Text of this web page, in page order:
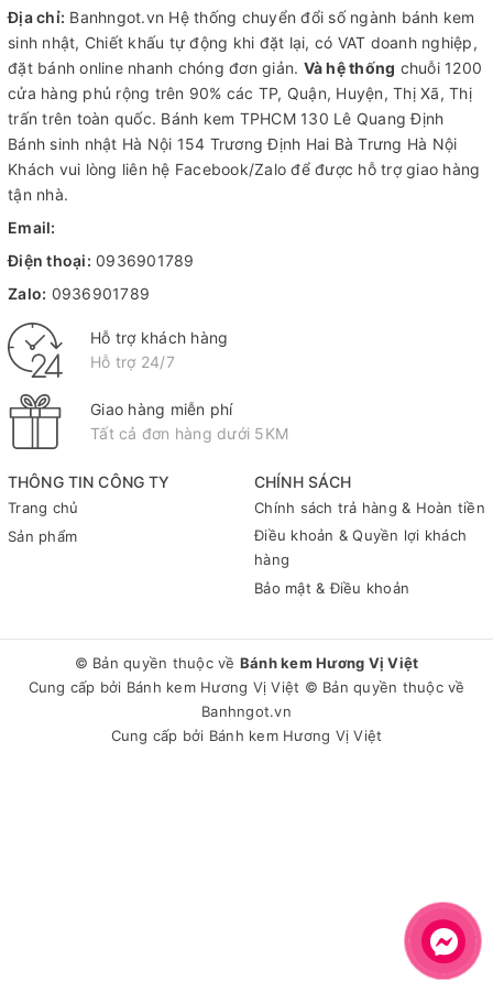
THÔNG TIN CÔNG TY
Trang chủ
Sản phẩm
CHÍNH SÁCH
Chính sách trả hàng & Hoàn tiền
Điều khoản & Quyền lợi khách
hàng
Bảo mật & Điều khoản
Địa chỉ: Banhngot.vn Hệ thống chuyển đổi số ngành bánh kem
sinh nhật, Chiết khấu tự động khi đặt lại, có VAT doanh nghiệp,
đặt bánh online nhanh chóng đơn giản. Và hệ thống chuỗi 1200
cửa hàng phủ rộng trên 90% các TP, Quận, Huyện, Thị Xã, Thị
trấn trên toàn quốc. Bánh kem TPHCM130 Lê Quang Định
Bánh sinh nhật Hà Nội 154 Trương Định Hai Bà Trưng Hà Nội
Khách vui lòng liên hệ Facebook/Zalo để được hỗ trợ giao hàng
tận nhà.
Email:
Điện thoại: 0936901789
Zalo: 0936901789
Hỗ trợ khách hàng
Hỗ trợ 24/7
Giao hàng miễn phí
Tất cả đơn hàng dưới 5KM
© Bản quyền thuộc về Bánh kem Hương Vị Việt
Cung cấp bởi Bánh kem Hương Vị Việt © Bản quyền thuộc về
Banhngot.vn
Cung cấp bởi Bánh kem Hương Vị Việt